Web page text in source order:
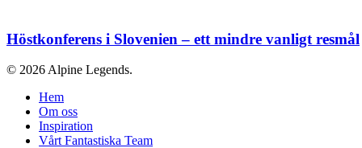
Slovenien
–
ett
vanligt
resmål
Höstkonferens i Slovenien – ett mindre vanligt resmål
© 2026 Alpine Legends.
Close
Menu
Hem
Om oss
Inspiration
Vårt Fantastiska Team